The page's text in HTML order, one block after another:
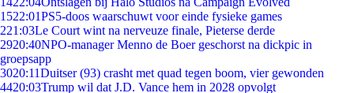
1522:01PS5-doos waarschuwt voor einde fysieke games
221:03Le Court wint na nerveuze finale, Pieterse derde
2920:40NPO-manager Menno de Boer geschorst na dickpic in
groepsapp
3020:11Duitser (93) crasht met quad tegen boom, vier gewonden
4420:03Trump wil dat J.D. Vance hem in 2028 opvolgt